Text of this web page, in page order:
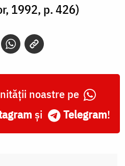
1992, p. 426)
noastre pe
și Telegram!